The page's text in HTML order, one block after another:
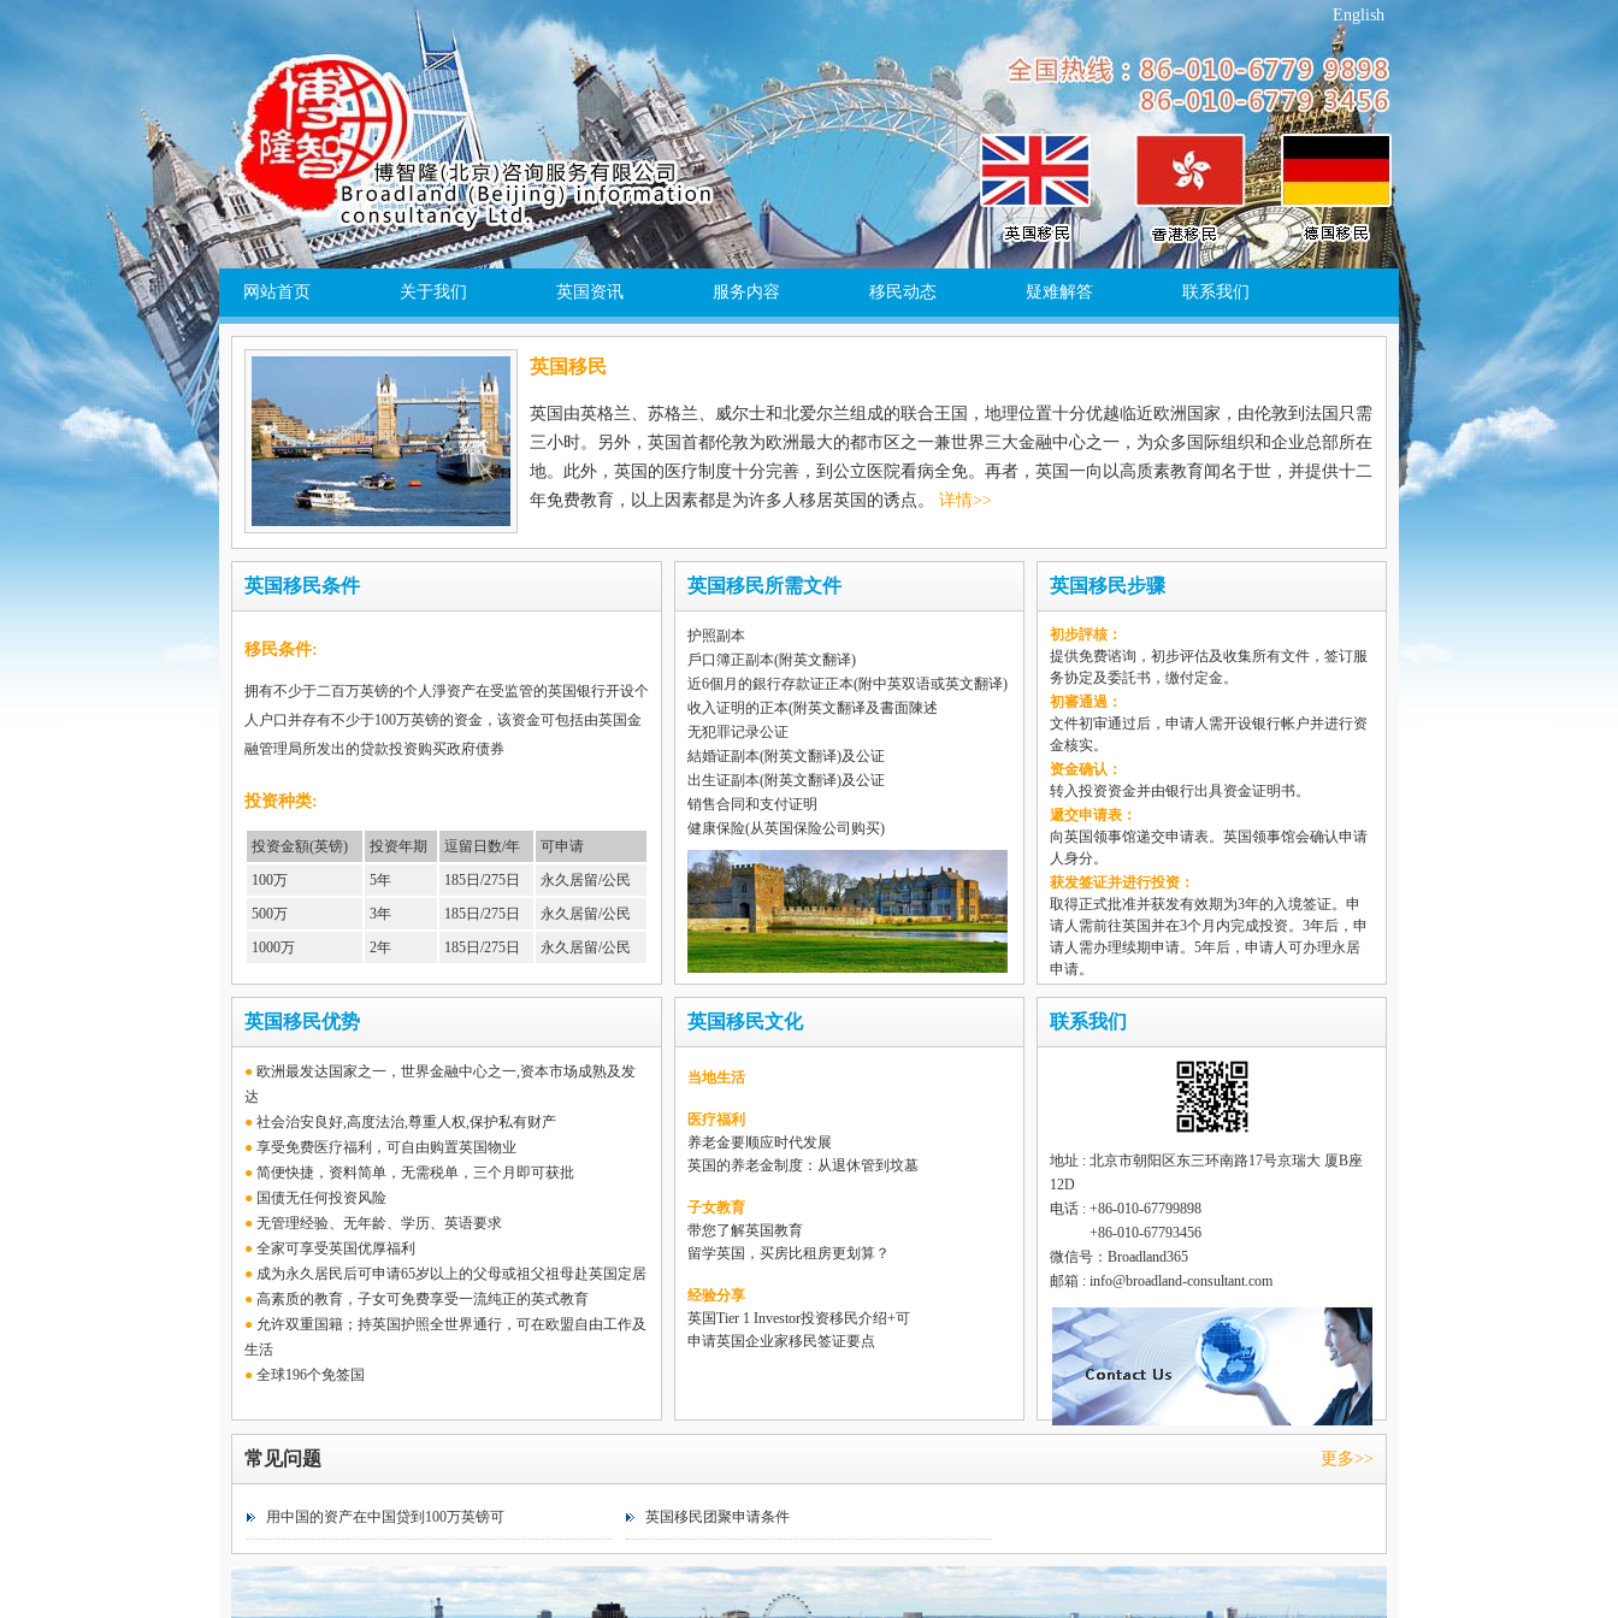
English
网站首页 关于我们 英国资讯 服务内容 移民动态 疑难解答 联系我们
英国移民
英国由英格兰、苏格兰、威尔士和北爱尔兰组成的联合王国，地理位置十分优越临近欧洲国家，由伦敦到法国只需
三小时。另外，英国首都伦敦为欧洲最大的都市区之一兼世界三大金融中心之一，为众多国际组织和企业总部所在
地。此外，英国的医疗制度十分完善，到公立医院看病全免。再者，英国一向以高质素教育闻名于世，并提供十二
年免费教育，以上因素都是为许多人移居英国的诱点。 详情>>
英国移民条件
移民条件:
拥有不少于二百万英镑的个人淨资产在受监管的英国银行开设个
人户口并存有不少于100万英镑的资金，该资金可包括由英国金
融管理局所发出的贷款投资购买政府债券
投资种类:
投资金額(英镑) 投资年期 逗留日数/年
可申请
100万
5年 185日/275日
永久居留/公民
500万
3年 185日/275日
永久居留/公民
1000万
2年 185日/275日 永久居留/公民
英国移民所需文件
护照副本
戶口簿正副本(附英文翻译)
近6個月的銀行存款证正本(附中英双语或英文翻译)
收入证明的正本(附英文翻译及書面陳述
无犯罪记录公证
結婚证副本(附英文翻译)及公证
出生证副本(附英文翻译)及公证
销售合同和支付证明
健康保险(从英国保险公司购买)
英国移民步骤
初步評核：
提供免费谘询，初步评估及收集所有文件，签订服
务协定及委託书，缴付定金。
初審通過：
文件初审通过后，申请人需开设银行帐户并进行资
金核实。
资金确认：
转入投资资金并由银行出具资金证明书。
遞交申请表：
向英国领事馆递交申请表。英国领事馆会确认申请
人身分。
获发签证并进行投资：
取得正式批准并获发有效期为3年的入境签证。申
请人需前往英国并在3个月内完成投资。3年后，申
请人需办理续期申请。5年后，申请人可办理永居
申请。
英国移民优势
● 欧洲最发达国家之一，世界金融中心之一,资本市场成熟及发
达
● 社会治安良好,高度法治,尊重人权,保护私有财产
● 享受免费医疗福利，可自由购置英国物业
● 简便快捷，资料简单，无需税单，三个月即可获批
● 国债无任何投资风险
● 无管理经验、无年龄、学历、英语要求
● 全家可享受英国优厚福利
● 成为永久居民后可申请65岁以上的父母或祖父祖母赴英国定居
● 高素质的教育，子女可免费享受一流纯正的英式教育
● 允许双重国籍；持英国护照全世界通行，可在欧盟自由工作及
生活
● 全球196个免签国
英国移民文化
当地生活
医疗福利
养老金要顺应时代发展
英国的养老金制度：从退休管到坟墓
子女教育
带您了解英国教育
留学英国，买房比租房更划算？
经验分享
英国Tier 1 Investor投资移民介绍+可
申请英国企业家移民签证要点
联系我们
地址 : 北京市朝阳区东三环南路17号京瑞大 厦B座
12D
电话 : +86-010-67799898
+86-010-67793456
微信号：Broadland365
邮箱 : info@broadland-consultant.com
更多>>
常见问题
用中国的资产在中国贷到100万英镑可 英国移民团聚申请条件